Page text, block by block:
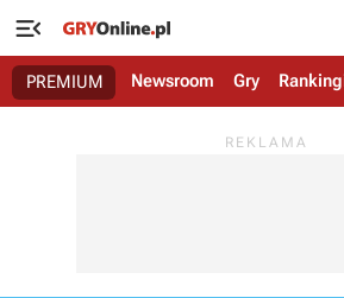

PREMIUM Newsroom Gry